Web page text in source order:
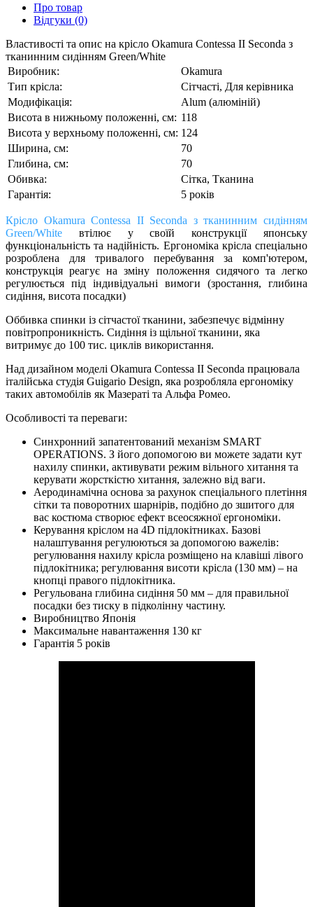
Про товар
Відгуки (0)
Властивості та опис на крісло Okamura Contessa II Seconda з
тканинним сидінням Green/White
Виробник:
Okamura
Тип крісла:
Сітчасті, Для керівника
Модифікація:
Alum (алюміній)
Висота в нижньому положенні, см: 118
Висота у верхньому положенні, см: 124
Ширина, см:
70
Глибина, см:
70
Обивка:
Сітка, Тканина
Гарантія:
5 років
Крісло Okamura Contessa II Seconda з тканинним сидінням
Green/White втілює у своїй конструкції японську
функціональність та надійність. Ергономіка крісла спеціально
розроблена для тривалого перебування за комп'ютером,
конструкція реагує на зміну положення сидячого та легко
регулюється під індивідуальні вимоги (зростання, глибина
сидіння, висота посадки)
Оббивка спинки із сітчастої тканини, забезпечує відмінну
повітропроникність. Сидіння із щільної тканини, яка
витримує до 100 тис. циклів використання.
Над дизайном моделі Okamura Contessa II Seconda працювала
італійська студія Guigario Design, яка розробляла ергономіку
таких автомобілів як Мазераті та Альфа Ромео.
Особливості та переваги:
Синхронний запатентований механізм SMART
OPERATIONS. З його допомогою ви можете задати кут
нахилу спинки, активувати режим вільного хитання та
керувати жорсткістю хитання, залежно від ваги.
Аеродинамічна основа за рахунок спеціального плетіння
сітки та поворотних шарнірів, подібно до зшитого для
вас костюма створює ефект всеосяжної ергономіки.
Керування кріслом на 4D підлокітниках. Базові
налаштування регулюються за допомогою важелів:
регулювання нахилу крісла розміщено на клавіші лівого
підлокітника; регулювання висоти крісла (130 мм) – на
кнопці правого підлокітника.
Регульована глибина сидіння 50 мм – для правильної
посадки без тиску в підколінну частину.
Виробництво Японія
Максимальне навантаження 130 кг
Гарантія 5 років